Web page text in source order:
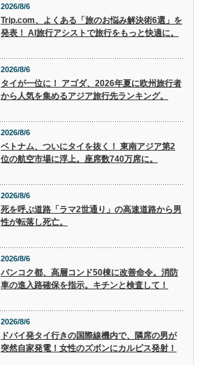
2026/8/6
Trip.com、よくある「旅のお悩み解決術6選」を
発表！ AI旅行アシストで旅行をもっと快適に。
2026/8/6
タイが一位に！ アゴダ、2026年夏に欧州旅行者
から人気を集めるアジア旅行先ランキング。
2026/8/6
ベトナム、ついにタイを抜く！ 東南アジア第2
位の航空市場に浮上。座席数740万席に。
2026/8/6
死を呼ぶ道路「ラマ2世通り」の高速道路から男
性が転落し死亡。
2026/8/6
バンコク都、高層コンド50棟に改善命令。消防
車の進入路確保を指示。キチンと検査して！
2026/8/6
ドバイ発タイ行きの国際線機内で、隣席の男が
突然自家発電！女性のズボンにカルピス発射！